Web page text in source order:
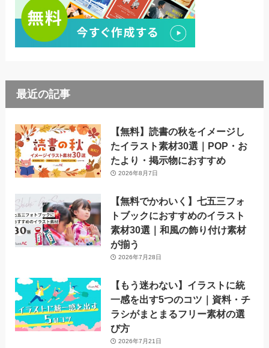
最近の記事
【無料】読書の秋をイメージし
たイラスト素材30選｜POP・お
たより・掲示物におすすめ
2026年8月7日
【無料でかわいく】七五三フォ
トブックにおすすめのイラスト
素材30選｜和風の飾り付け素材
が揃う
2026年7月28日
【もう迷わない】イラストに統
一感を出す5つのコツ｜資料・チ
ラシがまとまるフリー素材の選
び方
2026年7月21日